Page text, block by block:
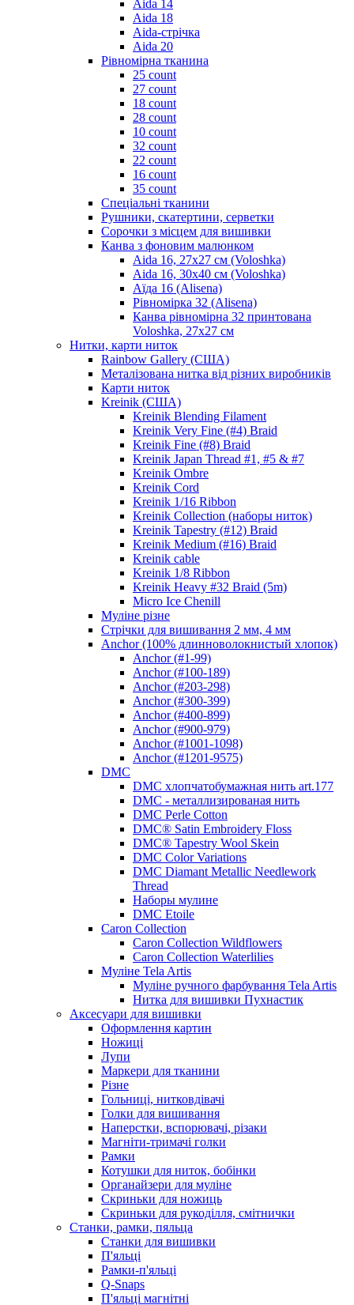
Aida 14
Aida 18
Aida-стрічка
Aida 20
Рівномірна тканина
25 count
27 count
18 count
28 count
10 count
32 count
22 count
16 count
35 count
Спеціальні тканини
Рушники, скатертини, серветки
Сорочки з місцем для вишивки
Канва з фоновим малюнком
Aida 16, 27х27 см (Voloshka)
Aida 16, 30х40 см (Voloshka)
Аїда 16 (Alisena)
Рівномірка 32 (Alisena)
Канва рівномірна 32 принтована
Voloshka, 27х27 см
Нитки, карти ниток
Rainbow Gallery (США)
Металізована нитка від різних виробників
Карти ниток
Kreinik (США)
Kreinik Blending Filament
Kreinik Very Fine (#4) Braid
Kreinik Fine (#8) Braid
Kreinik Japan Thread #1, #5 & #7
Kreinik Ombre
Kreinik Cord
Kreinik 1/16 Ribbon
Kreinik Collection (наборы ниток)
Kreinik Tapestry (#12) Braid
Kreinik Medium (#16) Braid
Kreinik cable
Kreinik 1/8 Ribbon
Kreinik Heavy #32 Braid (5m)
Micro Ice Chenill
Муліне різне
Стрічки для вишивання 2 мм, 4 мм
Anchor (100% длинноволокнистый хлопок)
Anchor (#1-99)
Anchor (#100-189)
Anchor (#203-298)
Anchor (#300-399)
Anchor (#400-899)
Anchor (#900-979)
Anchor (#1001-1098)
Anchor (#1201-9575)
DMC
DMC хлопчатобумажная нить art.177
DMC - металлизированая нить
DMC Perle Cotton
DMC® Satin Embroidery Floss
DMC® Tapestry Wool Skein
DMC Color Variations
DMC Diamant Metallic Needlework
Thread
Наборы мулине
DMC Etoile
Caron Collection
Caron Collection Wildflowers
Caron Collection Waterlilies
Муліне Tela Artis
Муліне ручного фарбування Tela Artis
Нитка для вишивки Пухнастик
Аксесуари для вишивки
Оформлення картин
Ножиці
Лупи
Маркери для тканини
Різне
Гольниці, нитковдівачі
Голки для вишивання
Наперстки, вспорювачі, різаки
Магніти-тримачі голки
Рамки
Котушки для ниток, бобінки
Органайзери для муліне
Скриньки для ножиць
Скриньки для рукоділля, смітнички
Станки, рамки, пяльца
Станки для вишивки
П'яльці
Рамки-п'яльці
Q-Snaps
П'яльці магнітні